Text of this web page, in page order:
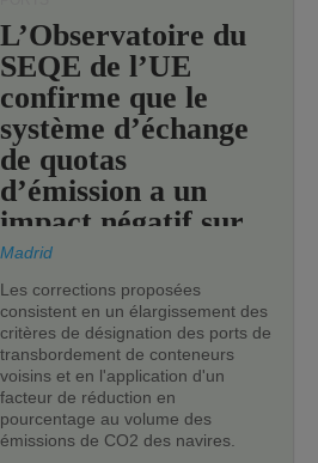
L’Observatoire du
SEQE de l’UE
confirme que le
système d’échange
de quotas
d’émission a un
impact négatif sur
les ports de l’UE.
Madrid
Les corrections proposées
consistent en un élargissement des
critères de désignation des ports de
transbordement de conteneurs
voisins et en l'application d'un
facteur de réduction en
pourcentage au volume des
émissions de CO2 des navires.